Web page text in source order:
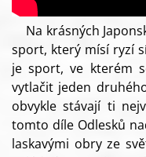
Na krásných
sport, který mísí ryzí
je sport, ve kterém
vytlačit jeden
obvykle stávají ti
tomto díle Odlesků
laskavými obry ze